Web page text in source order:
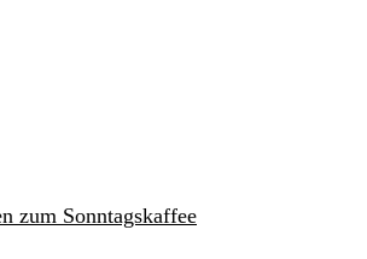
zum Sonntagskaffee